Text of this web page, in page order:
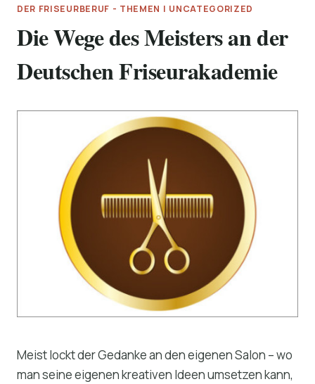
DER FRISEURBERUF - THEMEN | UNCATEGORIZED
Die Wege des Meisters an der
Deutschen Friseurakademie
Meist lockt der Gedanke an den eigenen Salon – wo
man seine eigenen kreativen Ideen umsetzen kann,